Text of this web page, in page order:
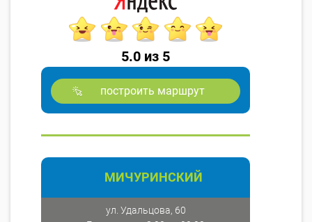
5.0 из 5
построить маршрут
МИЧУРИНСКИЙ
ул. Удальцова, 60